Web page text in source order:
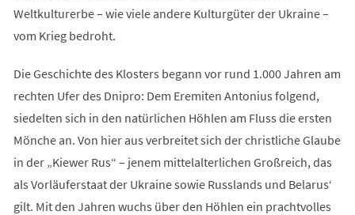
Weltkulturerbe – wie viele andere Kulturgüter der Ukraine –
vom Krieg bedroht.
Die Geschichte des Klosters begann vor rund 1.000 Jahren am
rechten Ufer des Dnipro: Dem Eremiten Antonius folgend,
siedelten sich in den natürlichen Höhlen am Fluss die ersten
Mönche an. Von hier aus verbreitet sich der christliche Glaube
in der „Kiewer Rus“ – jenem mittelalterlichen Großreich, das
als Vorläuferstaat der Ukraine sowie Russlands und Belarus‘
gilt. Mit den Jahren wuchs über den Höhlen ein prachtvolles